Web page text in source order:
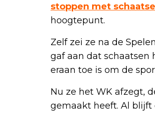
stoppen met
hoogtepunt.
Zelf zei ze na de
gaf aan dat schaatsen
eraan toe is om de
Nu ze het WK afzegt,
gemaakt heeft. Al